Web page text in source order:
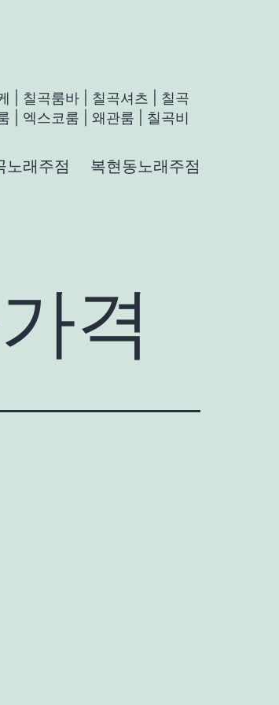
| 칠곡룸바 | 칠곡셔츠 | 칠곡
| 엑스코룸 | 왜관룸 | 칠곡비
노래주점 복현동노래주점
격